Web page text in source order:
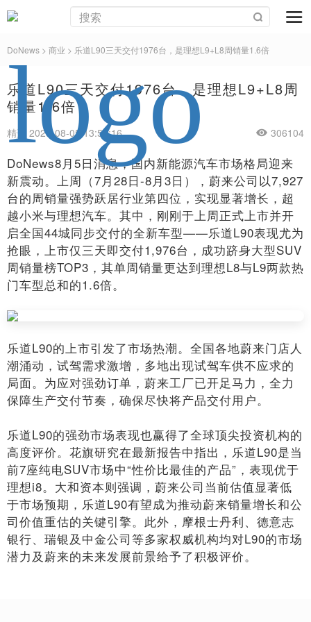
DoNews > 商业 > 乐道L90三天交付1976台，是理想L9+L8周销量1.6倍
乐道L90三天交付1976台，是理想L9+L8周
销量1.6倍
精选 2025-08-05 13:58:16 306104
DoNews8月5日消息，国内新能源汽车市场格局迎来
新震动。上周（7月28日-8月3日），蔚来公司以7,927
台的周销量强势跃居行业第四位，实现显著增长，超
越小米与理想汽车。其中，刚刚于上周正式上市并开
启全国44城同步交付的全新车型——乐道L90表现尤为
抢眼，上市仅三天即交付1,976台，成功跻身大型SUV
周销量榜TOP3，其单周销量更达到理想L8与L9两款热
门车型总和的1.6倍。
乐道L90的上市引发了市场热潮。全国各地蔚来门店人
潮涌动，试驾需求激增，多地出现试驾车供不应求的
局面。为应对强劲订单，蔚来工厂已开足马力，全力
保障生产交付节奏，确保尽快将产品交付用户。
乐道L90的强劲市场表现也赢得了全球顶尖投资机构的
高度评价。花旗研究在最新报告中指出，乐道L90是当
前7座纯电SUV市场中“性价比最佳的产品”，表现优于
理想i8。大和资本则强调，蔚来公司当前估值显著低
于市场预期，乐道L90有望成为推动蔚来销量增长和公
司价值重估的关键引擎。此外，摩根士丹利、德意志
银行、瑞银及中金公司等多家权威机构均对L90的市场
潜力及蔚来的未来发展前景给予了积极评价。